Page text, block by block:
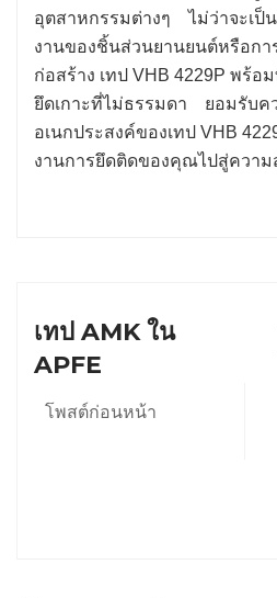
อุตสาหกรรมต่างๆ ไม่ว่าจะเป็
งานของชิ้นส่วนยานยนต์หรือกา
ก่อสร้าง เทป VHB 4229P พร้อ
ยึดเกาะที่ไม่ธรรมดา ยอมรับค
อเนกประสงค์ของเทป VHB
งานการยึดติดของคุณไปสู่ความ
เทป AMK ใน
APFE
โพสต์ก่อนหน้า